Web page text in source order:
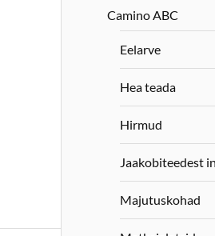
Camino ABC
Eelarve
Hea teada
Hirmud
Jaakobiteedest
Majutuskohad